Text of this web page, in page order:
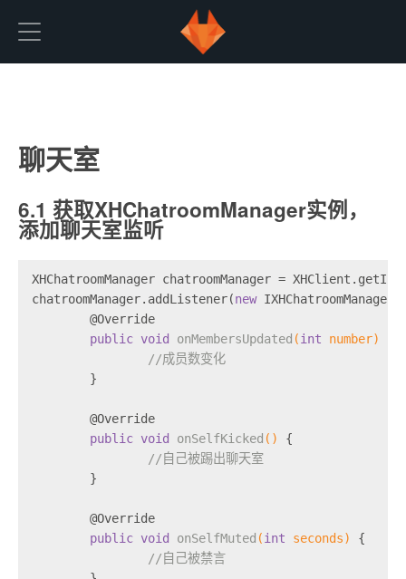
聊天室
6.1 获取XHChatroomManager实例，
添加聊天室监听
XHChatroomManager chatroomManager =
chatroomManager.addListener(new
@Override
public void onMembersUpdated (int number)
//成员数变化
	}
@Override
public void onSelfKicked ()
{
//自己被踢出聊天室
	}
@Override
public void onSelfMuted (int seconds)
{
//自己被禁言